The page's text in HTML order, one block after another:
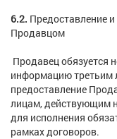
6.2. Предоставление
Продавцом
Продавец обязуется
информацию третьим
предоставление
лицам, действующим
для исполнения
рамках договоров.